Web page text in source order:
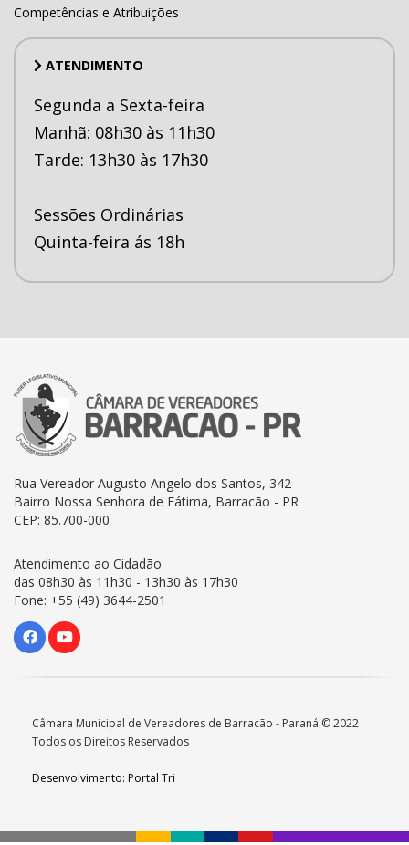
Competências e Atribuições
ATENDIMENTO
Segunda a Sexta-feira
Manhã: 08h30 às 11h30
Tarde: 13h30 às 17h30
Sessões Ordinárias
Quinta-feira ás 18h
Rua Vereador Augusto Angelo dos Santos, 342
Bairro Nossa Senhora de Fátima, Barracão - PR
CEP: 85.700-000
Atendimento ao Cidadão
das 08h30 às 11h30 - 13h30 às 17h30
Fone: +55 (49) 3644-2501
Câmara Municipal de Vereadores de Barracão - Paraná © 2022
Todos os Direitos Reservados
Desenvolvimento: Portal Tri